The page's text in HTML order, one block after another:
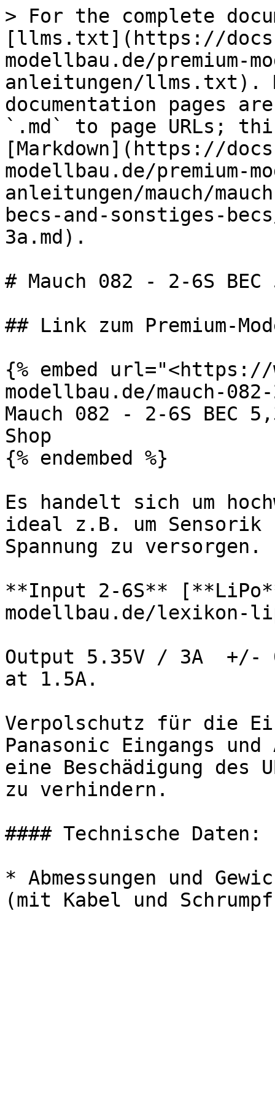
> For the complete
[llms.txt](https://
modellbau.de/premium-
anleitungen/llms.txt).
documentation pages
`.md` to page URLs;
[Markdown](https://
modellbau.de/premium-
anleitungen/mauch/
becs-and-sonstiges-
3a.md).
# Mauch 082 - 2-6S BEC
## Link zum Premium-
{% embed url="<https://
modellbau.de/mauch-
Mauch 082 - 2-6S BEC
Shop
{% endembed %}
Es handelt sich um
ideal z.B. um
Spannung zu versorgen.
**Input 2-6S**
modellbau.de/lexikon-
Output 5.35V / 3A  +/-
at 1.5A.
Verpolschutz für die
Panasonic Eingangs und
eine Beschädigung des
zu verhindern.
#### Technische Daten:
* Abmessungen und